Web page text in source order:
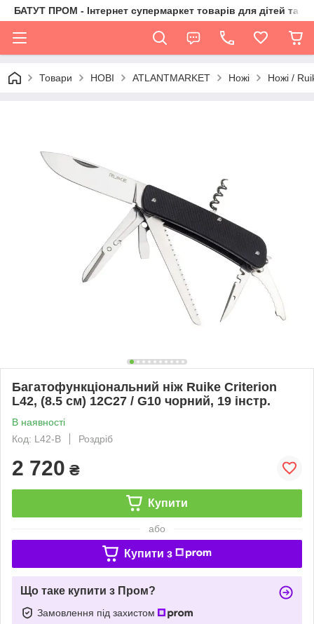
БАТУТ ПРОМ - Інтернет супермаркет товарів для дітей та їх
Товари НОВІ ATLANTMARKET Ножі Ножі /
Багатофункціональний ніж Ruike Criterion
L42, (8.5 см) 12C27 / G10 чорний, 19 інстр.
В наявності
Код: L42-B
Роздріб
2 720 ₴
Купити
або
Купити з
Що таке купити з Пром?
Замовлення під захистом